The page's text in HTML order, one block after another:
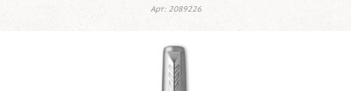
Арт: 2089226